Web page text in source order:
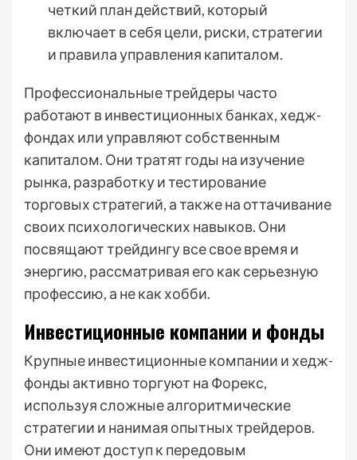
четкий план действий, который
включает в себя цели, риски, стратегии
и правила управления капиталом.
Профессиональные трейдеры часто
работают в инвестиционных банках, хедж-
фондах или управляют собственным
капиталом. Они тратят годы на изучение
рынка, разработку и тестирование
торговых стратегий, а также на оттачивание
своих психологических навыков. Они
посвящают трейдингу все свое время и
энергию, рассматривая его как серьезную
профессию, а не как хобби.
Инвестиционные компании и фонды
Крупные инвестиционные компании и хедж-
фонды активно торгуют на Форекс,
используя сложные алгоритмические
стратегии и нанимая опытных трейдеров.
Они имеют доступ к передовым